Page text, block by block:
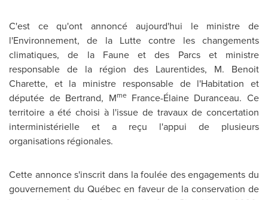
C'est ce qu'ont annoncé aujourd'hui le ministre de
l'Environnement, de la Lutte contre les changements
climatiques, de la Faune et des Parcs et ministre
responsable de la région des Laurentides, M. Benoit
Charette, et la ministre responsable de l'Habitation et
députée de Bertrand, Mme France-Élaine Duranceau. Ce
territoire a été choisi à l'issue de travaux de concertation
interministérielle et a reçu l'appui de plusieurs
organisations régionales.
Cette annonce s'inscrit dans la foulée des engagements du
gouvernement du Québec en faveur de la conservation de